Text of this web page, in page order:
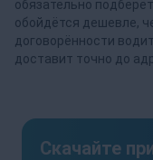
обязательно
обойдётся дешевле,
договорённости
доставит точно до
Скачайте